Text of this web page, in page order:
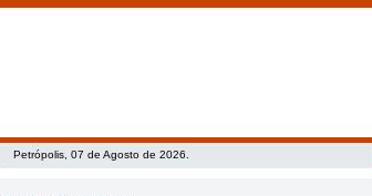
Petrópolis, 07 de Agosto de 2026.